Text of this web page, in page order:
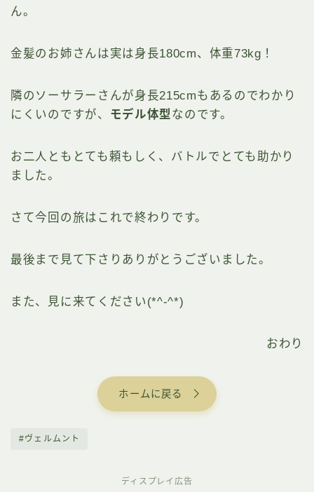
ん。
金髪のお姉さんは実は身長180cm、体重73kg！
隣のソーサラーさんが身長215cmもあるのでわかり
にくいのですが、 モデル体型 なのです。
お二人ともとても頼もしく、バトルでとても助かり
ました。
さて今回の旅はこれで終わりです。
最後まで見て下さりありがとうございました。
また、見に来てください(*^-^*)
おわり
ホームに戻る
#ヴェルムント
ディスプレイ広告